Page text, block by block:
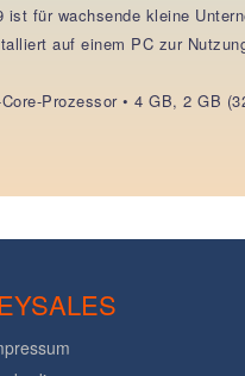
für wachsende kleine
auf einem PC zur
Prozessor • 4 GB, 2 GB